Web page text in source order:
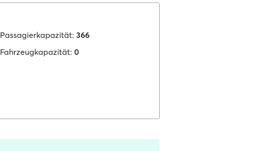
Passagierkapazität: 366
Fahrzeugkapazität: 0